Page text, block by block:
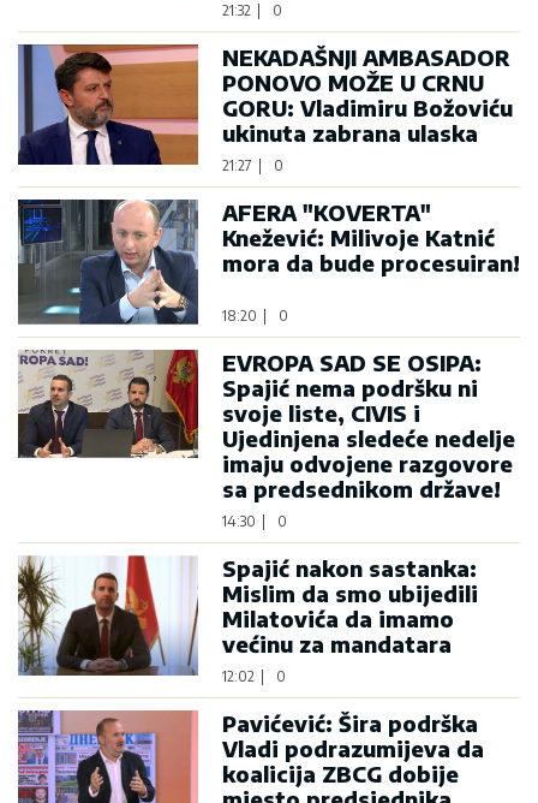
21:32 0
NEKADAŠNJI AMBASADOR
PONOVO MOŽE U CRNU
GORU: Vladimiru Božoviću
ukinuta zabrana ulaska
21:27 0
AFERA "KOVERTA"
Knežević: Milivoje Katnić
mora da bude procesuiran!
18:20 0
EVROPA SAD SE OSIPA:
Spajić nema podršku ni
svoje liste, CIVIS i
Ujedinjena sledeće nedelje
imaju odvojene razgovore
sa predsednikom države!
14:30 0
Spajić nakon sastanka:
Mislim da smo ubijedili
Milatovića da imamo
većinu za mandatara
12:02 0
Pavićević: Šira podrška
Vladi podrazumijeva da
koalicija ZBCG dobije